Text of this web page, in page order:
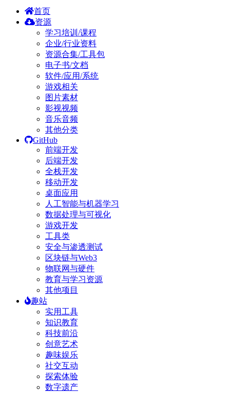
首页
资源
学习培训/课程
企业/行业资料
资源合集/工具包
电子书/文档
软件/应用/系统
游戏相关
图片素材
影视视频
音乐音频
其他分类
GitHub
前端开发
后端开发
全栈开发
移动开发
桌面应用
人工智能与机器学习
数据处理与可视化
游戏开发
工具类
安全与渗透测试
区块链与Web3
物联网与硬件
教育与学习资源
其他项目
趣站
实用工具
知识教育
科技前沿
创意艺术
趣味娱乐
社交互动
探索体验
数字遗产